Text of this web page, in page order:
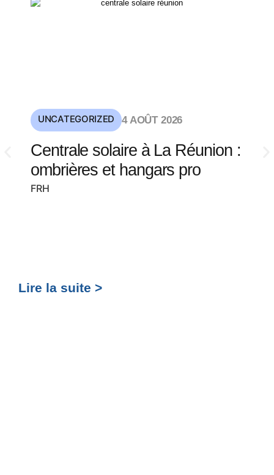
UNCATEGORIZED 4 AOÛT 2026
Centrale solaire à La Réunion :
ombrières et hangars pro
FRH
Lire la suite >